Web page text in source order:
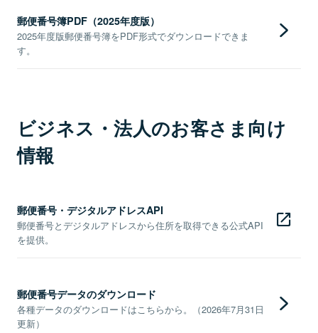
郵便番号簿PDF（2025年度版）
2025年度版郵便番号簿をPDF形式でダウンロードできま
す。
ビジネス・法人のお客さま向け
情報
郵便番号・デジタルアドレスAPI
郵便番号とデジタルアドレスから住所を取得できる公式API
を提供。
郵便番号データのダウンロード
各種データのダウンロードはこちらから。（2026年7月31日
更新）